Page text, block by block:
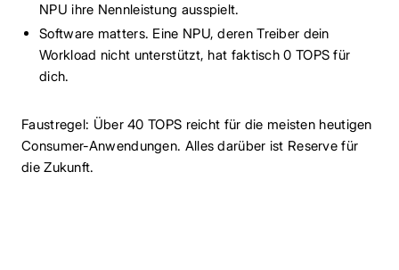
NPU ihre Nennleistung ausspielt.
Software matters. Eine NPU, deren Treiber dein
Workload nicht unterstützt, hat faktisch 0 TOPS für
dich.
Faustregel: Über 40 TOPS reicht für die meisten heutigen
Consumer-Anwendungen. Alles darüber ist Reserve für
die Zukunft.